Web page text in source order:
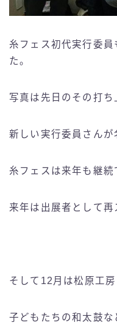
糸フェス初代実行委
た。
写真は先日のその打ち
新しい実行委員さん
糸フェスは来年も継続
来年は出展者として再
そして12月は松原工
子どもたちの和太鼓な